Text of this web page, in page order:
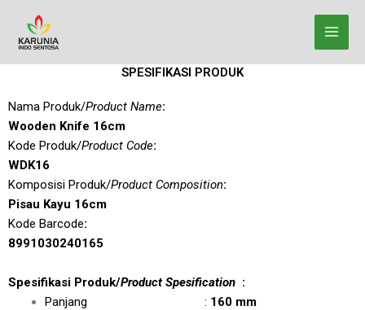
konten
SPESIFIKASI PRODUK
Nama Produk/Product Name:
Wooden Knife 16cm
Kode Produk/Product Code:
WDK16
Komposisi Produk/Product Composition:
Pisau Kayu 16cm
Kode Barcode:
8991030240165
Spesifikasi Produk/Product Spesification :
Panjang : 160 mm